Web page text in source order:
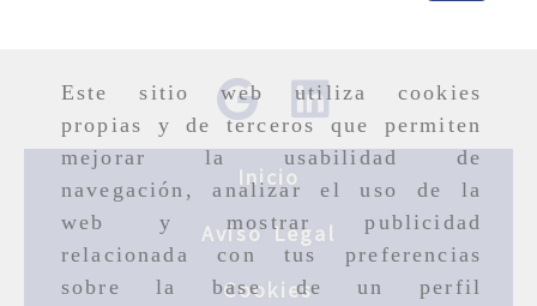
Este sitio web utiliza cookies
propias y de terceros que permiten
mejorar la usabilidad de
navegación, analizar el uso de la
web y mostrar publicidad
relacionada con tus preferencias
sobre la base de un perfil
Inicio
Aviso Legal
Cookies